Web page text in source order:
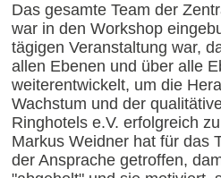
Das gesamte Team der
war in den Workshop
tägigen Veranstaltung war,
allen Ebenen und über alle
weiterentwickelt, um die
Wachstum und der
Ringhotels e.V. erfolgreich
Markus Weidner hat für das
der Ansprache getroffen,